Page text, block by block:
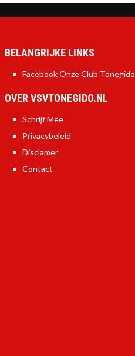
BELANGRIJKE LINKS
Facebook Onze Club Tonegido
OVER VSVTONEGIDO.NL
Schrijf Mee
Privacybeleid
Disclamer
Contact